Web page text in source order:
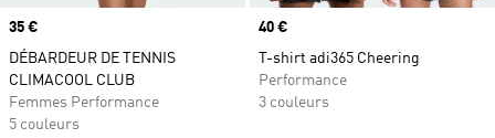
Prix
35 €
DÉBARDEUR DE TENNIS
CLIMACOOL CLUB
Femmes Performance
5 couleurs
Prix
40 €
T-shirt adi365 Cheering
Performance
3 couleurs